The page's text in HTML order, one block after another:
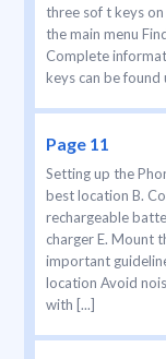
three sof t keys
the main menu
Complete
keys can be found
Page 11
Setting up the
best location B.
rechargeable
charger E. Mount
important
location Avoid
with [...]